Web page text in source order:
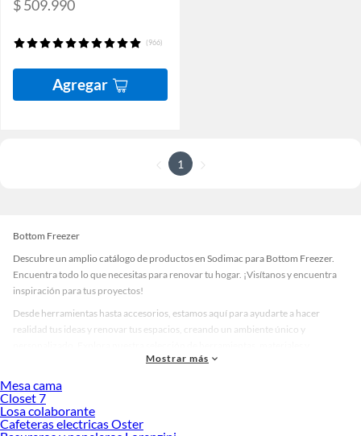
$ 509.990
(966)
Agregar
1
Bottom Freezer
Descubre un amplio catálogo de productos en Sodimac para Bottom Freezer.
Encuentra todo lo que necesitas para renovar tu hogar. ¡Visítanos y encuentra
inspiración para tus proyectos!
Desde herramientas hasta accesorios, estamos aquí para ayudarte a hacer
realidad tus ideas y renovar tus espacios, creando un ambiente único y
accesorios de calidad que te ayudarán a crear un espacio más tú.
Desde remodelaciones hasta proyectos de decoración, estamos aquí para hacer
tus ideas realidad. ¡Visítanos y encuentra todo lo que tenemos para ofrecerte en
Bottom Freezer!
Mostrar más
Mesa cama
Closet 7
Losa colaborante
Cafeteras electricas Oster